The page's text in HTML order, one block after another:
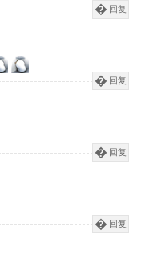
回复
回复
回复
回复